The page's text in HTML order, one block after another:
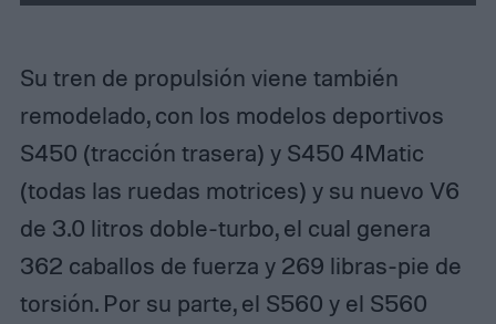
Su tren de propulsión viene también
remodelado, con los modelos deportivos
S450 (tracción trasera) y S450 4Matic
(todas las ruedas motrices) y su nuevo V6
de 3.0 litros doble-turbo, el cual genera
362 caballos de fuerza y ​​269 libras-pie de
torsión. Por su parte, el S560 y el S560